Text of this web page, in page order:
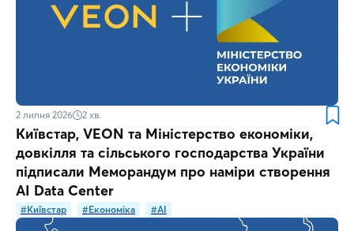
2 липня 2026 2 хв.
Київстар, VEON та Міністерство економіки,
довкілля та сільського господарства України
підписали Меморандум про наміри створення
AI Data Center
#Київстар #Економіка #AI